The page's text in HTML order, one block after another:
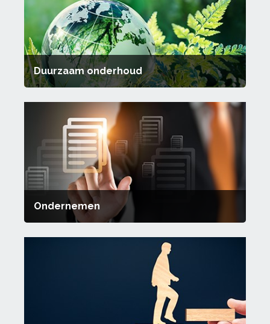
Duurzaam onderhoud
Ondernemen